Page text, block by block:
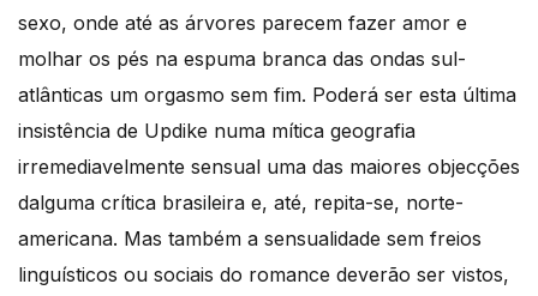
sexo, onde até as árvores parecem fazer amor e
molhar os pés na espuma branca das ondas sul-
atlânticas um orgasmo sem fim. Poderá ser esta última
insistência de Updike numa mítica geografia
irremediavelmente sensual uma das maiores objecções
dalguma crítica brasileira e, até, repita-se, norte-
americana. Mas também a sensualidade sem freios
linguísticos ou sociais do romance deverão ser vistos,